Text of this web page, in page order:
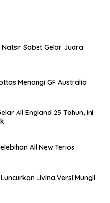
Sabet Gelar Juara
Menangi GP Australia
All England 25 Tahun, Ini
All New Terios
Livina Versi Mungil